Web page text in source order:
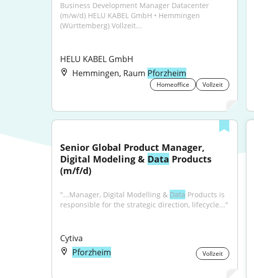
Business Development Manager Datacenter
(m/w/d) HELU KABEL GmbH • Hemmingen
(Württemberg) Vollzeit...
HELU KABEL GmbH
Hemmingen, Raum Pforzheim
Homeoffice Vollzeit
Senior Global Product Manager,
Digital Modeling & Data Products
(m/f/d)
"...Manager, Digital Modelling & Data Products is
responsible for the strategic direction, lifecycle..."
Cytiva
Pforzheim
Vollzeit